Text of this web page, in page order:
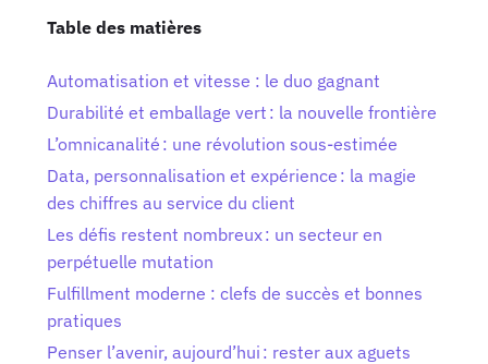
Table des matières
Automatisation et vitesse : le duo gagnant
Durabilité et emballage vert : la nouvelle frontière
L’omnicanalité : une révolution sous-estimée
Data, personnalisation et expérience : la magie
des chiffres au service du client
Les défis restent nombreux : un secteur en
perpétuelle mutation
Fulfillment moderne : clefs de succès et bonnes
pratiques
Penser l’avenir, aujourd’hui : rester aux aguets